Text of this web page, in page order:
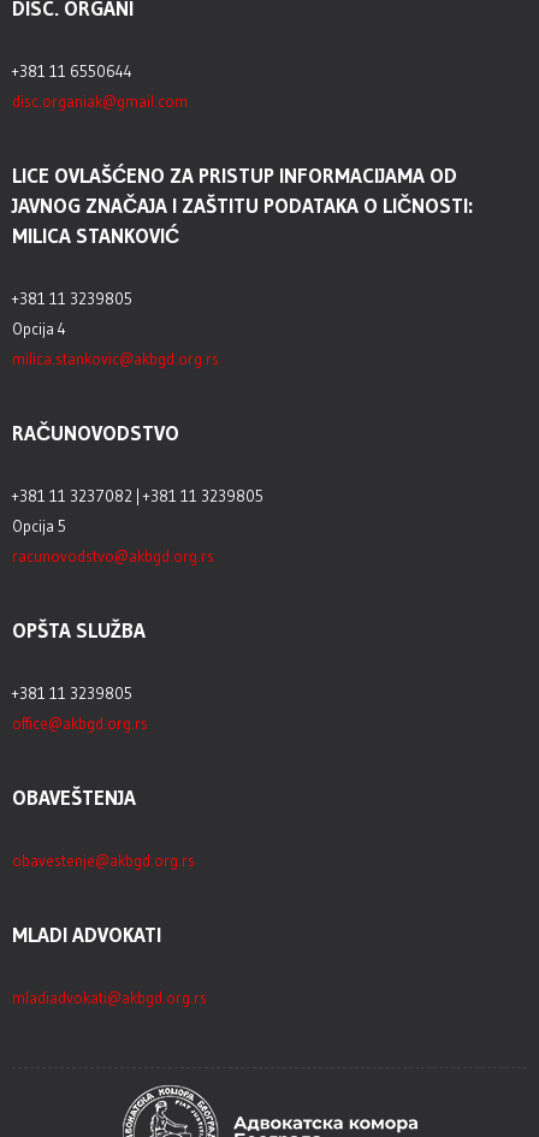
DISC. ORGANI
+381 11 6550644
disc.organiak@gmail.com
LICE OVLAŠĆENO ZA PRISTUP INFORMACIJAMA OD
JAVNOG ZNAČAJA I ZAŠTITU PODATAKA O LIČNOSTI:
MILICA STANKOVIĆ
+381 11 3239805
Opcija 4
milica.stankovic@akbgd.org.rs
RAČUNOVODSTVO
+381 11 3237082 | +381 11 3239805
Opcija 5
racunovodstvo@akbgd.org.rs
OPŠTA SLUŽBA
+381 11 3239805
office@akbgd.org.rs
OBAVEŠTENJA
obavestenje@akbgd.org.rs
MLADI ADVOKATI
mladiadvokati@akbgd.org.rs